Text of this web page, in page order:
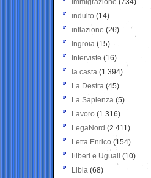
Immigrazione (734)
indulto (14)
inflazione (26)
Ingroia (15)
Interviste (16)
la casta (1.394)
La Destra (45)
La Sapienza (5)
Lavoro (1.316)
LegaNord (2.411)
Letta Enrico (154)
Liberi e Uguali (10)
Libia (68)